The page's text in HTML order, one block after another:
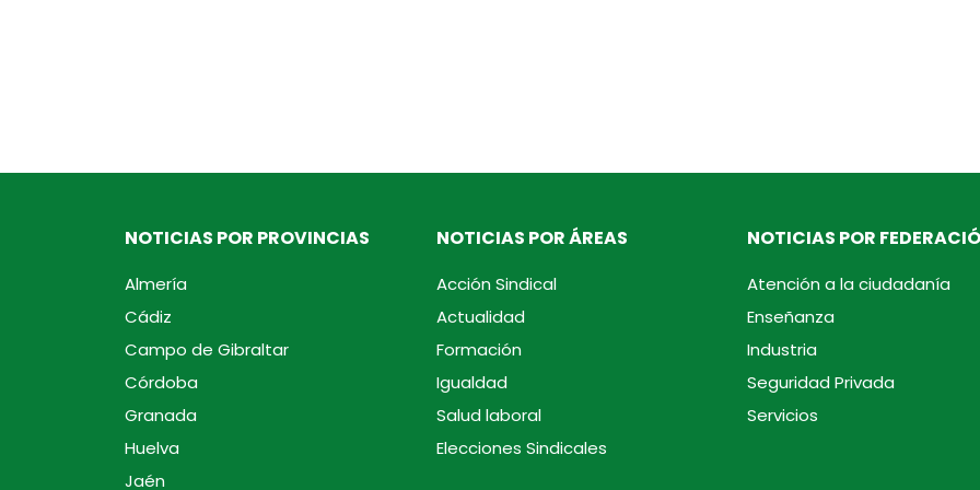
NOTICIAS POR PROVINCIAS
Almería
Cádiz
Campo de Gibraltar
Córdoba
Granada
Huelva
Jaén
NOTICIAS POR ÁREAS
Acción Sindical
Actualidad
Formación
Igualdad
Salud laboral
Elecciones Sindicales
NOTICIAS POR
Atención a la ciudadanía
Enseñanza
Industria
Seguridad Privada
Servicios